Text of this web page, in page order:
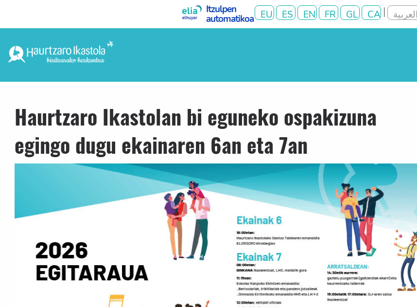
Haurtzaro Ikastolan bi eguneko ospakizuna
egingo dugu ekainaren 6an eta 7an